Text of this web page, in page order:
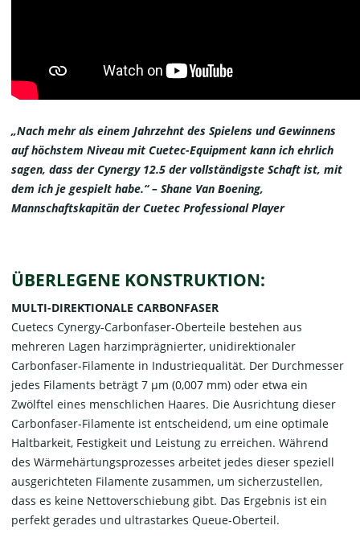
„Nach mehr als einem Jahrzehnt des Spielens und Gewinnens
auf höchstem Niveau mit Cuetec-Equipment kann ich ehrlich
sagen, dass der Cynergy 12.5 der vollständigste Schaft ist, mit
dem ich je gespielt habe.“ – Shane Van Boening,
Mannschaftskapitän der Cuetec Professional Player
ÜBERLEGENE KONSTRUKTION:
MULTI-DIREKTIONALE CARBONFASER
Cuetecs Cynergy-Carbonfaser-Oberteile bestehen aus
mehreren Lagen harzimprägnierter, unidirektionaler
Carbonfaser-Filamente in Industriequalität. Der Durchmesser
jedes Filaments beträgt 7 μm (0,007 mm) oder etwa ein
Zwölftel eines menschlichen Haares. Die Ausrichtung dieser
Carbonfaser-Filamente ist entscheidend, um eine optimale
Haltbarkeit, Festigkeit und Leistung zu erreichen. Während
des Wärmehärtungsprozesses arbeitet jedes dieser speziell
ausgerichteten Filamente zusammen, um sicherzustellen,
dass es keine Nettoverschiebung gibt. Das Ergebnis ist ein
perfekt gerades und ultrastarkes Queue-Oberteil.